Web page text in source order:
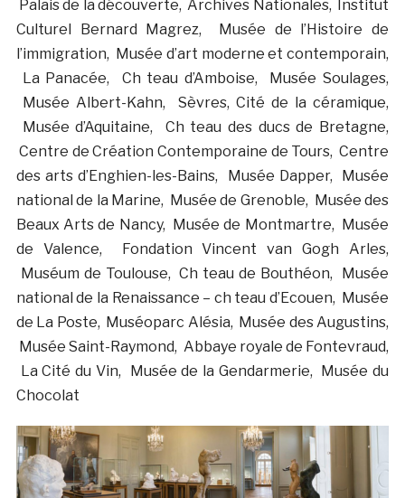
Palais de la découverte, Archives Nationales, Institut
Culturel Bernard Magrez, Musée de l’Histoire de
l’immigration, Musée d’art moderne et contemporain,
La Panacée, Ch teau d’Amboise, Musée Soulages,
Musée Albert-Kahn, Sèvres, Cité de la céramique,
Musée d’Aquitaine, Ch teau des ducs de Bretagne,
Centre de Création Contemporaine de Tours, Centre
des arts d’Enghien-les-Bains, Musée Dapper, Musée
national de la Marine, Musée de Grenoble, Musée des
Beaux Arts de Nancy, Musée de Montmartre, Musée
de Valence, Fondation Vincent van Gogh Arles,
Muséum de Toulouse, Ch teau de Bouthéon, Musée
national de la Renaissance – ch teau d’Ecouen, Musée
de La Poste, Muséoparc Alésia, Musée des Augustins,
Musée Saint-Raymond, Abbaye royale de Fontevraud,
La Cité du Vin, Musée de la Gendarmerie, Musée du
Chocolat